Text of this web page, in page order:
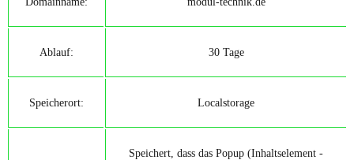
Ablauf: 30 Tage
Speicherort: Localstorage
Speichert, dass das Popup (Inhaltselement -